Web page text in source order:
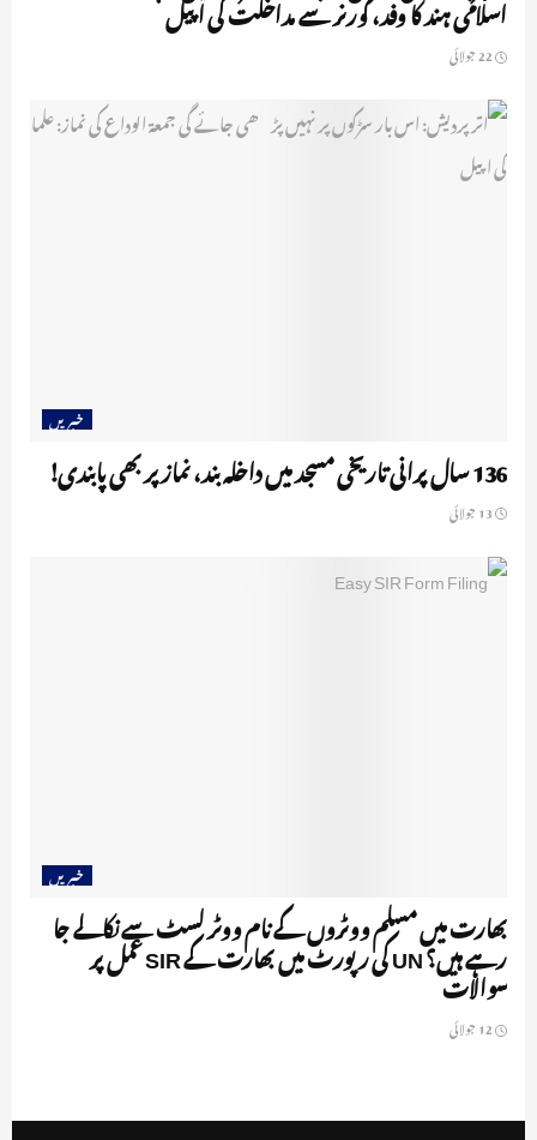
اسلامی ہند کا وفد، گورنر سے مداخلت کی اپیل
خبریں
136 سال پرانی تاریخی مسجد میں داخلہ بند، نماز پر بھی پابندی!
خبریں
بھارت میں مسلم ووٹروں کے نام ووٹر لسٹ سے نکالے جا
رہے ہیں؟ UN کی رپورٹ میں بھارت کے SIR عمل پر
سوالات